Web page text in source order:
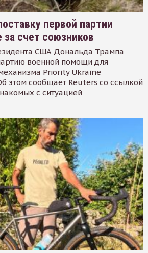
первой партии
счет союзников
США Дональда Трампа
военной помощи для
Priority Ukraine
этом сообщает Reuters со ссылкой
с ситуацией